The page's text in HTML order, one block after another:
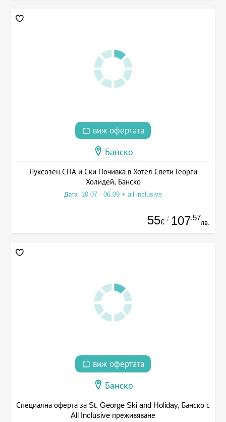
виж офертата
Банско
Луксозен СПА и Ски Почивка в Хотел Свети Георги
Холидей, Банско
Дата: 10.07 - 06.09 + all inclusive
55€ / 107.57
лв.
виж офертата
Банско
Специална оферта за St. George Ski and Holiday, Банско с
All Inclusive преживяване